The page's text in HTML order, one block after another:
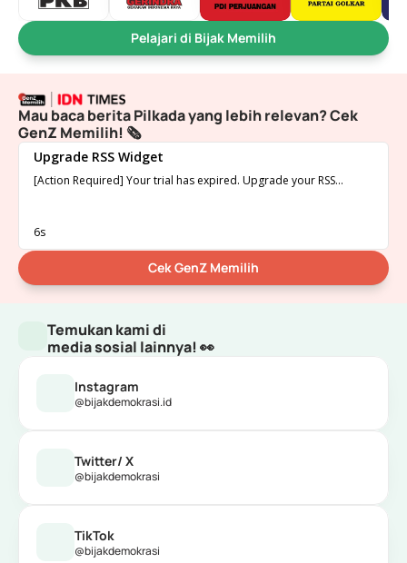
Pelajari di Bijak Memilih
Mau baca berita Pilkada yang lebih relevan? Cek
GenZ Memilih! 🗞️
Cek GenZ Memilih
Temukan kami di
media sosial lainnya! 👀
Instagram
@bijakdemokrasi.id
Twitter/ X
@bijakdemokrasi
TikTok
@bijakdemokrasi